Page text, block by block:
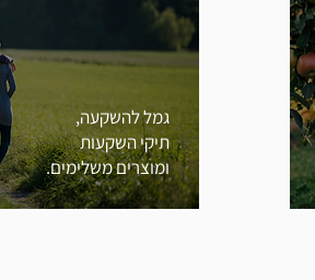
גמל להשקעה,
תיקי השקעות
ומוצרים משלימים.